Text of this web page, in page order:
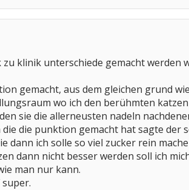
klinik unterschiede gemacht werden
gemacht, aus dem gleichen grund
wo ich den berühmten
sie die allerneusten nadeln
die punktion gemacht hat sagte der
dann ich solle so viel zucker rein
dann nicht besser werden soll ich
man nur kann.